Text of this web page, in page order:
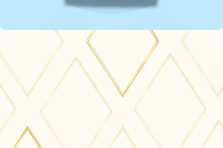
ARMA TU
DESAYUNO
COMENZAR